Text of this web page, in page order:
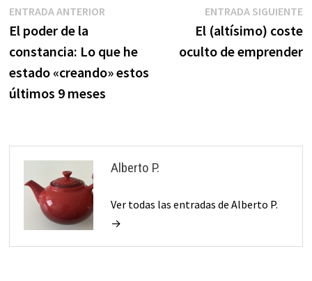
Navegación
de
entradas
ENTRADA ANTERIOREntrada
El poder de la
constancia: Lo que he
estado «creando» estos
últimos 9 meses
ENTRADA SIGUIENTE
El (altísimo) coste
oculto de emprender
Alberto P.
Ver todas las entradas de Alberto P.
→